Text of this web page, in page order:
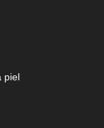
piel